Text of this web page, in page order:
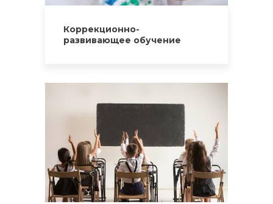
Коррекционно-
развивающее обучение